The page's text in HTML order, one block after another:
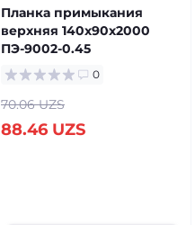
Планка примыкания
верхняя 140х90х2000
ПЭ-9002-0.45
0
70.06 UZS
88.46 UZS